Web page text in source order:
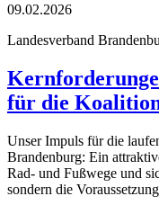
09.02.2026
Landesverband
für die
Unser Impuls für die
Brandenburg: Ein
Rad- und Fußwege und
sondern die